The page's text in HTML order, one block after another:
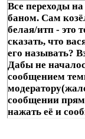
Все переходы
баном. Сам
белая/итп - это
сказать, что
его называть?
Дабы не
сообщением
сообщении
нажать её и